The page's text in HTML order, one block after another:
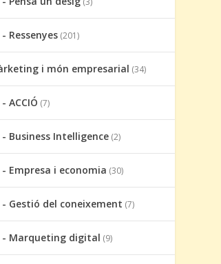
Ressenyes (201)
i món empresarial (34)
ACCIÓ (7)
Business Intelligence (2)
Empresa i economia (30)
Gestió del coneixement (7)
Marqueting digital (9)